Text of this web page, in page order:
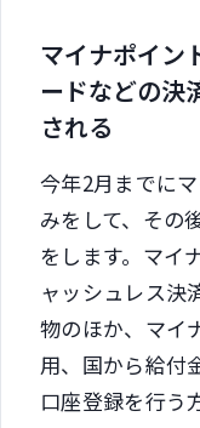
マイナポイン
ードなどの決
される
今年2月までに
みをして、その
をします。マイ
ャッシュレス決
物のほか、マイ
用、国から給付
口座登録を行う